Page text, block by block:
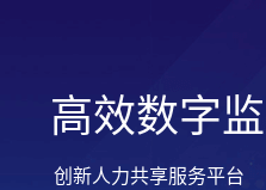
高效数字
创新人力共享服务平台